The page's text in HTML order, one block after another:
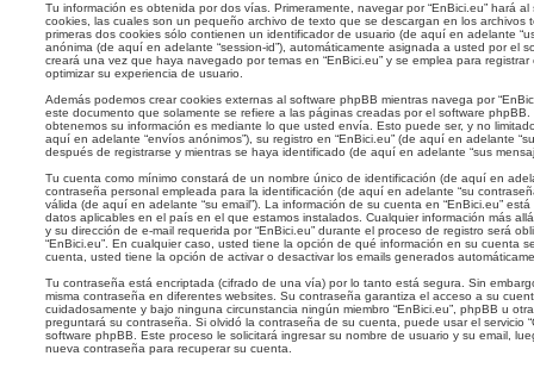
Tu información es obtenida por dos vías. Primeramente, navegar por “EnBici.eu” hará
cookies, las cuales son un pequeño archivo de texto que se descargan en los archivos
primeras dos cookies sólo contienen un identificador de usuario (de aquí en adelante
anónima (de aquí en adelante “session-id”), automáticamente asignada a usted por el
creará una vez que haya navegado por temas en “EnBici.eu” y se emplea para
optimizar su experiencia de usuario.
Además podemos crear cookies externas al software phpBB mientras navega por
este documento que solamente se refiere a las páginas creadas por el software
obtenemos su información es mediante lo que usted envía. Esto puede ser, y no
aquí en adelante “envíos anónimos”), su registro en “EnBici.eu” (de aquí en adelante
después de registrarse y mientras se haya identificado (de aquí en adelante “sus
Tu cuenta como mínimo constará de un nombre único de identificación (de aquí en
contraseña personal empleada para la identificación (de aquí en adelante “su
válida (de aquí en adelante “su email”). La información de su cuenta en “EnBici.eu”
datos aplicables en el país en el que estamos instalados. Cualquier información más
y su dirección de e-mail requerida por “EnBici.eu” durante el proceso de registro será
“EnBici.eu”. En cualquier caso, usted tiene la opción de qué información en su cuenta
cuenta, usted tiene la opción de activar o desactivar los emails generados
Tu contraseña está encriptada (cifrado de una vía) por lo tanto está segura. Sin
misma contraseña en diferentes websites. Su contraseña garantiza el acceso a su
cuidadosamente y bajo ninguna circunstancia ningún miembro “EnBici.eu”, phpBB u
preguntará su contraseña. Si olvidó la contraseña de su cuenta, puede usar el servicio
software phpBB. Este proceso le solicitará ingresar su nombre de usuario y su email,
nueva contraseña para recuperar su cuenta.